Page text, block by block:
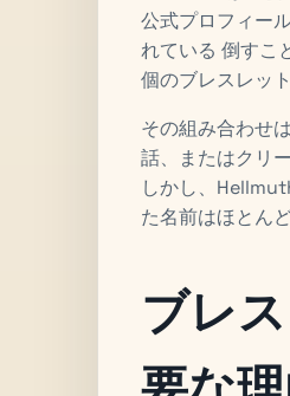
公式プロフィー
れている 倒すこ
個のブレスレッ
その組み合わせ
話、またはクリ
しかし、
た名前はほとん
ブレ